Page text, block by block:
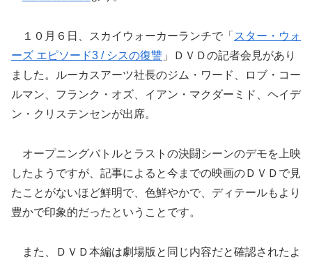
１０月６日、スカイウォーカーランチで「 スター・ウォ
ーズ エピソード3 / シスの復讐 」ＤＶＤの記者会見があり
ました。ルーカスアーツ社長のジム・ワード、ロブ・コー
ルマン、フランク・オズ、イアン・マクダーミド、ヘイデ
ン・クリステンセンが出席。
オープニングバトルとラストの決闘シーンのデモを上映
したようですが、記事によると今までの映画のＤＶＤで見
たことがないほど鮮明で、色鮮やかで、ディテールもより
豊かで印象的だったということです。
また、ＤＶＤ本編は劇場版と同じ内容だと確認されたよ